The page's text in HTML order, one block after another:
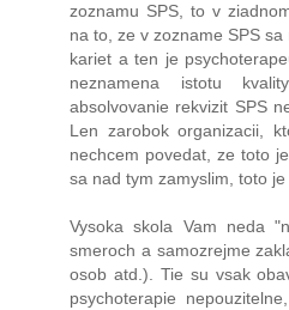
zoznamu SPS, to v
na to, ze v zozname SPS
kariet a ten je
neznamena istotu
absolvovanie rekvizit SPS
Len zarobok organizacii,
nechcem povedat, ze toto
sa nad tym zamyslim, toto je
Vysoka skola Vam neda
smeroch a samozrejme
osob atd.). Tie su vsak
psychoterapie